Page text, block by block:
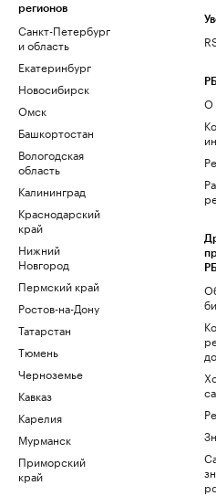
регионов
Санкт-Петербург
и область
Екатеринбург
Новосибирск
Омск
Башкортостан
Вологодская
область
Калининград
Краснодарский
край
Нижний
Новгород
Пермский край
Ростов-на-Дону
Татарстан
Тюмень
Черноземье
Кавказ
Карелия
Мурманск
Приморский
край
О